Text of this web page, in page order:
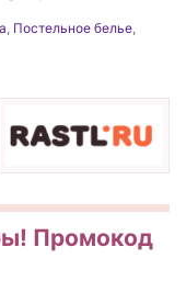
, Постельное белье,
Промокод